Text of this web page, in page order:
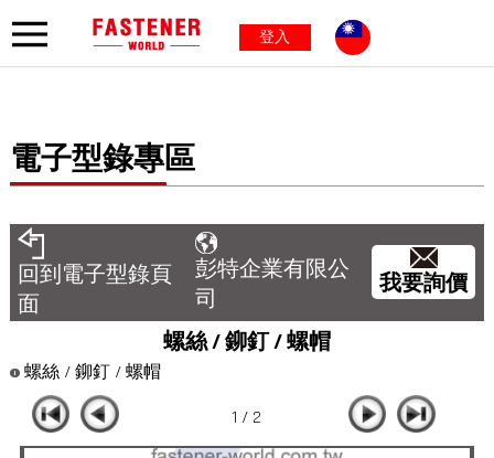
登入
電子型錄專區
回到電子型錄頁
面
彭特企業有限公
司
我要詢價
螺絲 / 鉚釘 / 螺帽
螺絲 / 鉚釘 / 螺帽
1 / 2